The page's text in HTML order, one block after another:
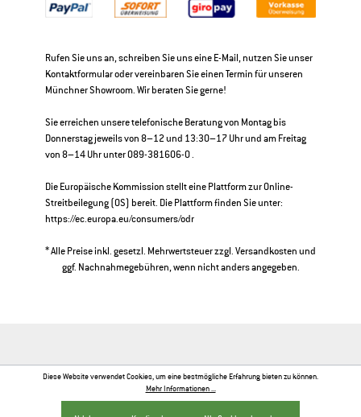
Rufen Sie uns an, schreiben Sie uns eine E-Mail, nutzen Sie unser
Kontaktformular oder vereinbaren Sie einen Termin für unseren
Münchner Showroom. Wir beraten Sie gerne!
Sie erreichen unsere telefonische Beratung von Montag bis
Donnerstag jeweils von 8–12 und 13:30–17 Uhr und am Freitag
von 8–14 Uhr unter 089-381606-0 .
Die Europäische Kommission stellt eine Plattform zur Online-
Streitbeilegung (OS) bereit. Die Plattform finden Sie unter:
https://ec.europa.eu/consumers/odr
* Alle Preise inkl. gesetzl. Mehrwertsteuer zzgl.Versandkostenund
ggf. Nachnahmegebühren, wenn nicht anders angegeben.
Diese Website verwendet Cookies, um eine bestmögliche Erfahrung bieten zu können.
Mehr Informationen ...